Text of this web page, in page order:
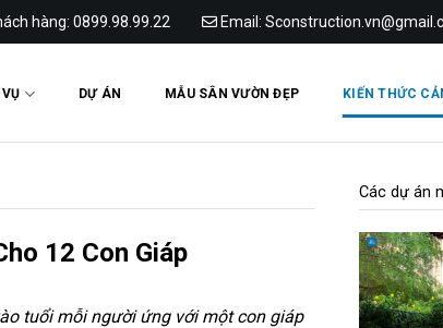
hàng: 0899.98.99.22 Email:
DỰ ÁN MẪU SÂN VƯỜN ĐẸP KIẾN THỨC
12 Con Giáp
tuổi mỗi người ứng với một con giáp
Các dự án